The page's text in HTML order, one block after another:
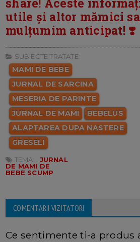
share! Aceste
utile și altor mămici
mulțumim anticipat! ❣️
SUBIECTE TRATATE:
MAMI DE BEBE
JURNAL DE SARCINA
MESERIA DE PARINTE
JURNAL DE MAMI
BEBELUS
ALAPTAREA DUPA NASTERE
GRESELI
TEMA:
JURNAL
DE MAMI DE
BEBE SCUMP
COMENTARII VIZITATORI
Ce sentimente ti-a produs